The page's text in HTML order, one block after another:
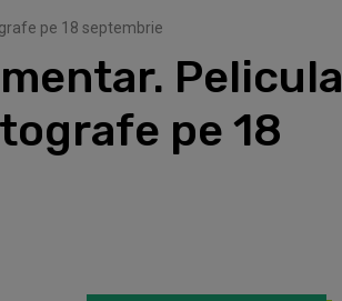
pe 18 septembrie
Pelicula
pe 18